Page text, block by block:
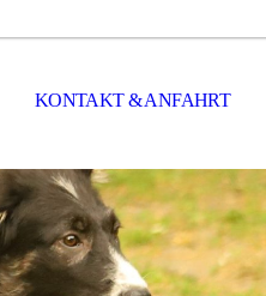
KONTAKT & ANFAHRT